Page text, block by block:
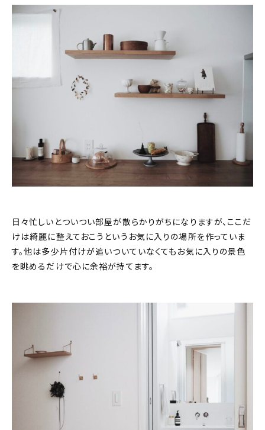
インテリア
プライバシーポリシー
お問い合わせ
日々忙しいとついつい部屋が散らかりがちになりますが、ここだ
けは綺麗に整えておこうというお気に入りの場所を作っていま
す。他は多少片付けが追いついていなくてもお気に入りの景色
を眺めるだけで心に余裕が持てます。